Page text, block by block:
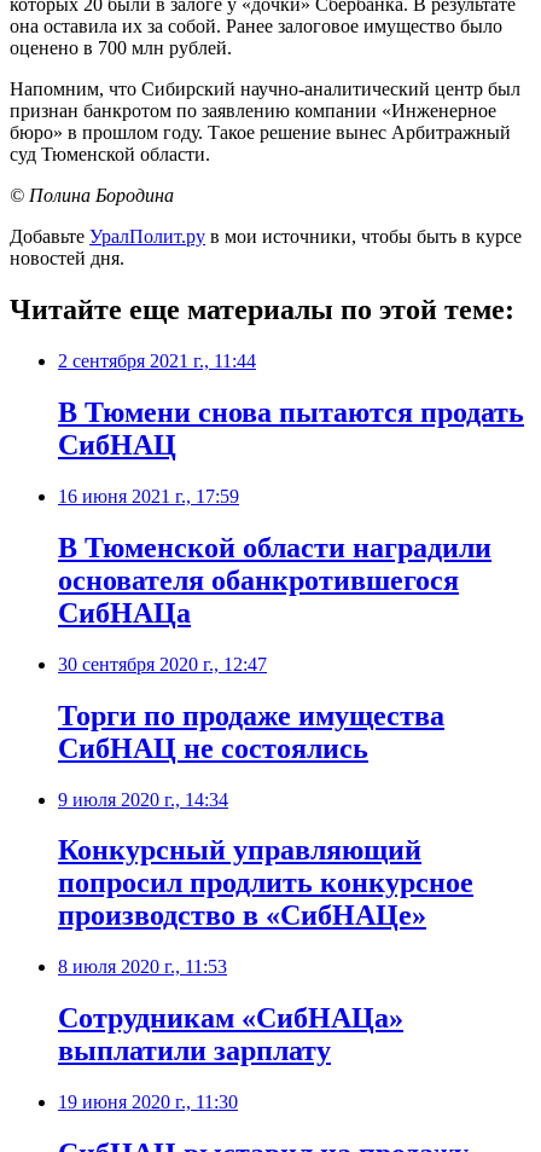
которых 20 были в залоге у «дочки» Сбербанка. В результате
она оставила их за собой. Ранее залоговое имущество было
оценено в 700 млн рублей.
Напомним, что Сибирский научно-аналитический центр был
признан банкротом по заявлению компании «Инженерное
бюро» в прошлом году. Такое решение вынес Арбитражный
суд Тюменской области.
© Полина Бородина
Добавьте УралПолит.ру в мои источники, чтобы быть в курсе
новостей дня.
Читайте еще материалы по этой теме:
2 сентября 2021 г., 11:44
В Тюмени снова пытаются продать
СибНАЦ
16 июня 2021 г., 17:59
​В Тюменской области наградили
основателя обанкротившегося
СибНАЦа
30 сентября 2020 г., 12:47
​Торги по продаже имущества
СибНАЦ не состоялись
9 июля 2020 г., 14:34
Конкурсный управляющий
попросил продлить конкурсное
производство в «СибНАЦе»
8 июля 2020 г., 11:53
Сотрудникам «СибНАЦа»
выплатили зарплату
19 июня 2020 г., 11:30